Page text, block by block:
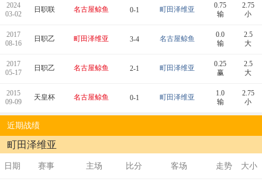
2024
03-02
日职联 名古屋鲸鱼 0-1 町田泽维亚
0.75
输
2.75
小
2017
08-16
日职乙 町田泽维亚 3-4 名古屋鲸鱼
0.0
输
2.5
大
2017
05-17
日职乙 名古屋鲸鱼 2-1 町田泽维亚
0.25
赢
2.5
大
2015
09-09
天皇杯 名古屋鲸鱼 0-1 町田泽维亚
1.0
输
2.75
小
近期战绩
町田泽维亚
日期 赛事 主场 比分 客场 走势 大小